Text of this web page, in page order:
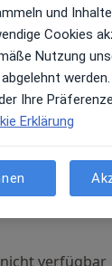
Di,
Aug
Mi,
12 Aug
verfügbar
und
Cookies
Nutzung
werden.
Ihre
Erklärung